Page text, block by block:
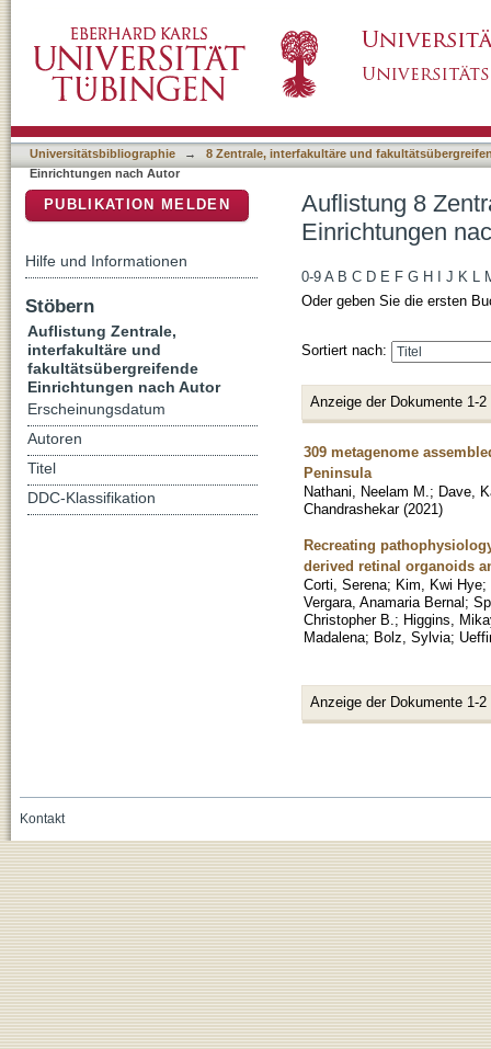
Kaushambee J."
Universitätsbibliographie →
8 Zentrale, interfakultäre und
Einrichtungen nach Autor
Auflistung 8
Einrichtungen
0-9 A B C D E F G H J K L
Oder geben Sie die ersten
Sortiert nach:
Anzeige der Dokumente 1-2
309 metagenome
Peninsula
Nathani, Neelam M. ; Dave,
Chandrashekar (2021)
Recreating
derived retinal organoids
Corti, Serena; Kim, Kwi Hye;
Vergara, Anamaria Bernal;
Christopher B. ; Higgins,
Madalena; Bolz, Sylvia;
Anzeige der Dokumente 1-2
PUBLIKATION MELDEN
Hilfe und Informationen
Stöbern
Auflistung Zentrale,
interfakultäre und
fakultätsübergreifende
Einrichtungen nach Autor
Erscheinungsdatum
Autoren
Titel
DDC-Klassifikation
Kontakt